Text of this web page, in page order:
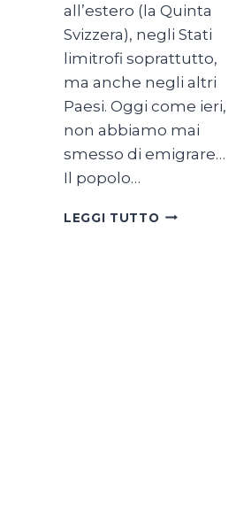
all’estero (la Quinta
Svizzera), negli Stati
limitrofi soprattutto,
ma anche negli altri
Paesi. Oggi come ieri,
non abbiamo mai
smesso di emigrare…
Il popolo…
LEGGI TUTTO SON